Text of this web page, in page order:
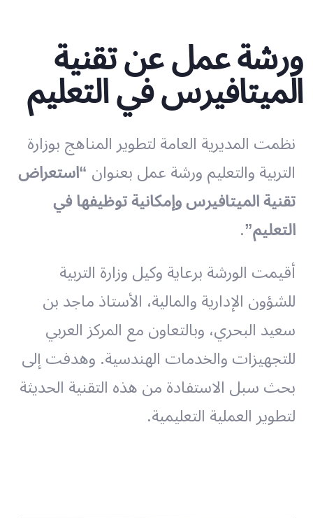
ورشة عمل عن تقنية
الميتافيرس في التعليم
نظمت المديرية العامة لتطوير المناهج بوزارة
التربية والتعليم ورشة عمل بعنوان “استعراض
تقنية الميتافيرس وإمكانية توظيفها في
التعليم”.
أقيمت الورشة برعاية وكيل وزارة التربية
للشؤون الإدارية والمالية، الأستاذ ماجد بن
سعيد البحري، وبالتعاون مع المركز العربي
للتجهيزات والخدمات الهندسية. وهدفت إلى
بحث سبل الاستفادة من هذه التقنية الحديثة
لتطوير العملية التعليمية.